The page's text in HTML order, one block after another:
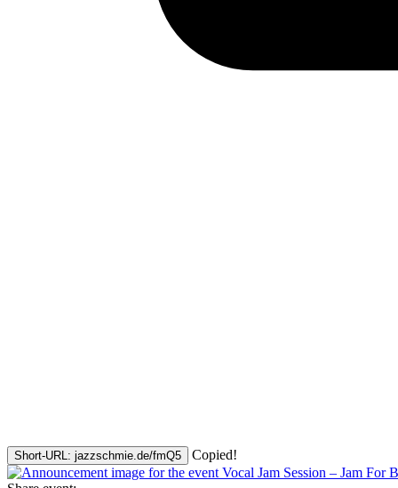
Short-URL: jazzschmie.de/fmQ5 Copied!